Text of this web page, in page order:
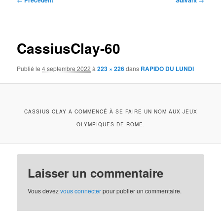
CassiusClay-60
Publié le4 septembre 2022 à223 × 226dans RAPIDO DU LUNDI
CASSIUS CLAY A COMMENCÉ À SE FAIRE UN NOM AUX JEUX
OLYMPIQUES DE ROME.
Laisser un commentaire
Vous devezvous connecterpour publier un commentaire.